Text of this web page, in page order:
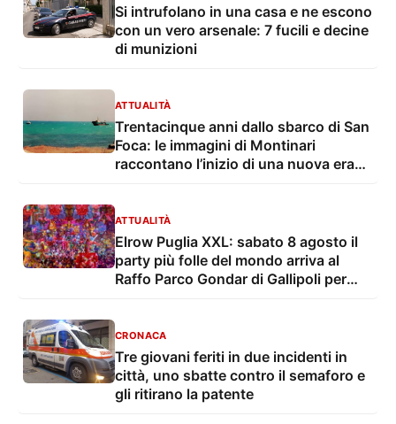
Si intrufolano in una casa e ne escono
con un vero arsenale: 7 fucili e decine
di munizioni
ATTUALITÀ
Trentacinque anni dallo sbarco di San
Foca: le immagini di Montinari
raccontano l’inizio di una nuova era
ATTUALITÀ
Elrow Puglia XXL: sabato 8 agosto il
party più folle del mondo arriva al
Raffo Parco Gondar di Gallipoli per
CRONACA
Tre giovani feriti in due incidenti in
città, uno sbatte contro il semaforo e
gli ritirano la patente